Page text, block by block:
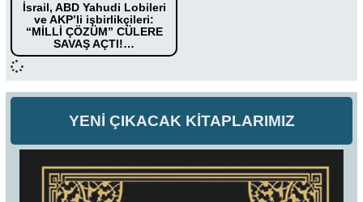
YENİ ÇIKACAK KİTAPLARIMIZ
İsrail, ABD Yahudi Lobileri
ve AKP’li işbirlikçileri:
“MİLLİ ÇÖZÜM” CÜLERE
SAVAŞ AÇTI!…